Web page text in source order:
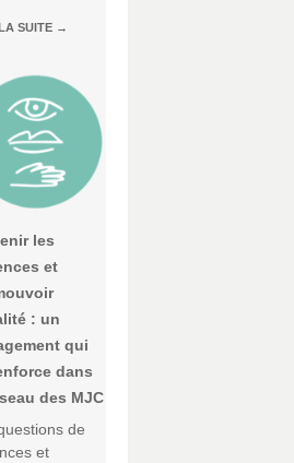
SUITE →
les
et
: un
qui
dans
des MJC
de
et